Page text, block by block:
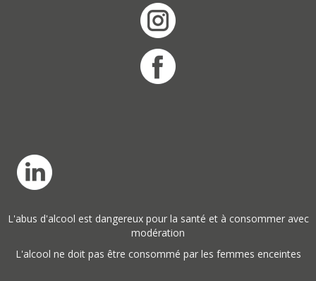
L'abus d'alcool est dangereux pour la santé et à consommer avec
modération
L'alcool ne doit pas être consommé par les femmes enceintes